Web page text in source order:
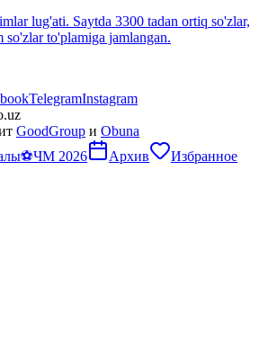
lug'ati. Saytda 3300 tadan ortiq so'zlar,
so'zlar to'plamiga jamlangan.
TelegramInstagram
GoodGroup и Obuna
⚽ЧМ 2026 Архив Избранное